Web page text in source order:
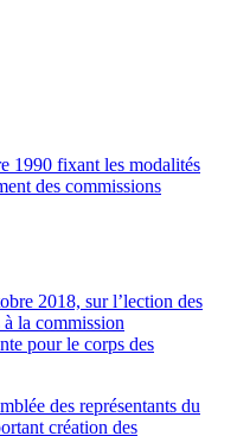
1990 fixant les modalités
des commissions
2018, sur l’lection des
à la commission
pour le corps des
des représentants du
création des